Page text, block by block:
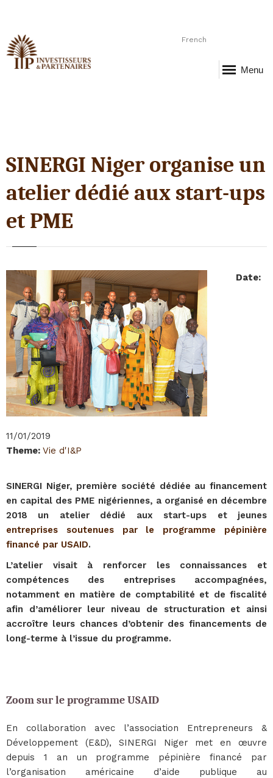
French
Menu
SINERGI Niger organise un
atelier dédié aux start-ups
et PME
Date:
11/01/2019
Theme: Vie d'I&P
SINERGI Niger, première société dédiée au financement
en capital des PME nigériennes, a organisé en décembre
2018 un atelier dédié aux start-ups et jeunes
entreprises soutenues par le programme pépinière
financé par USAID.
L’atelier visait à renforcer les connaissances et
compétences des entreprises accompagnées,
notamment en matière de comptabilité et de fiscalité
afin d’améliorer leur niveau de structuration et ainsi
accroître leurs chances d’obtenir des financements de
long-terme à l’issue du programme.
Zoom sur le programme USAID
En collaboration avec l’association Entrepreneurs &
Développement (E&D), SINERGI Niger met en œuvre
depuis 1 an un programme pépinière financé par
l’organisation américaine d’aide publique au